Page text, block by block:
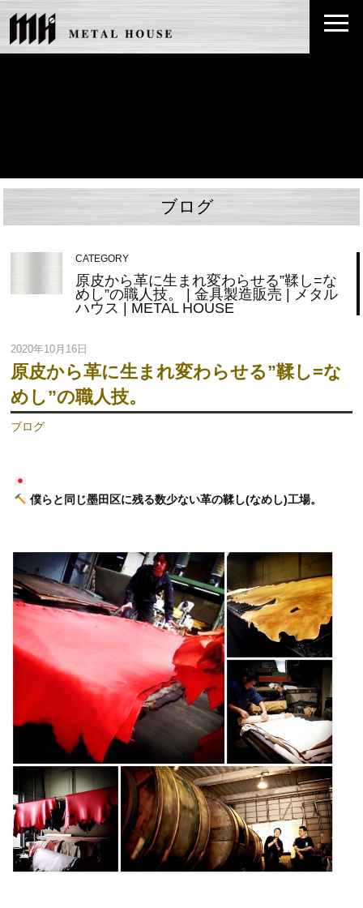
ブログ
CATEGORY
原皮から革に生まれ変わらせる”鞣し=な
めし”の職人技。 | 金具製造販売 | メタル
ハウス | METAL HOUSE
2020年10月16日
原皮から革に生まれ変わらせる”鞣し=な
めし”の職人技。
ブログ
僕らと同じ墨田区に残る数少ない革の鞣し(なめし)工場。